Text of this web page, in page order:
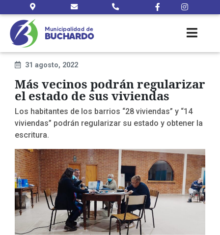
31 agosto, 2022
Más vecinos podrán regularizar
el estado de sus viviendas
Los habitantes de los barrios “28 viviendas” y “14
viviendas” podrán regularizar su estado y obtener la
escritura.